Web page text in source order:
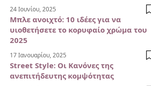
24 Ιουνίου, 2025
Μπλε ανοιχτό: 10 ιδέες για να
υιοθετήσετε το κορυφαίο χρώμα του
2025
17 Ιανουαρίου, 2025
Street Style: Οι Κανόνες της
ανεπιτήδευτης κομψότητας